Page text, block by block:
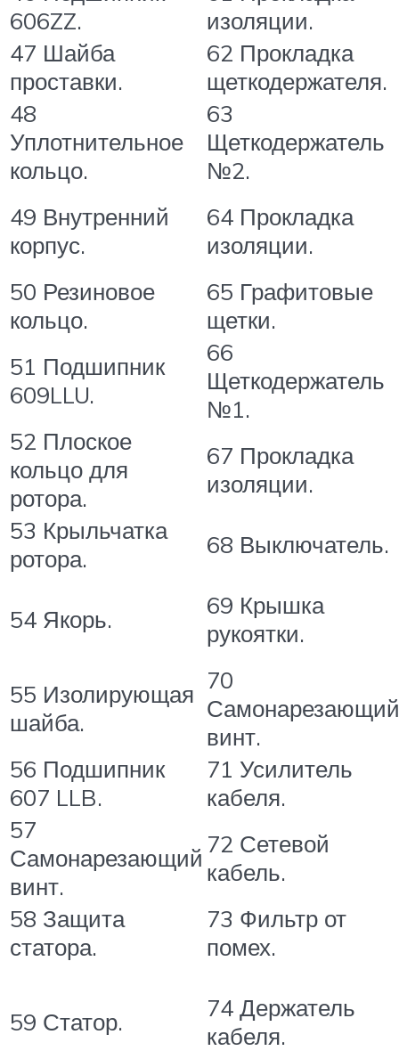
606ZZ.
изоляции.
47 Шайба
проставки.
62 Прокладка
щеткодержателя.
48
Уплотнительное
кольцо.
63
Щеткодержатель
№2.
49 Внутренний
корпус.
64 Прокладка
изоляции.
50 Резиновое
кольцо.
65 Графитовые
щетки.
51 Подшипник
609LLU.
66
Щеткодержатель
№1.
52 Плоское
кольцо для
ротора.
67 Прокладка
изоляции.
53 Крыльчатка
ротора.
68 Выключатель.
54 Якорь.
69 Крышка
рукоятки.
55 Изолирующая
шайба.
70
Самонарезающий
винт.
56 Подшипник
607 LLB.
71 Усилитель
кабеля.
57
Самонарезающий
винт.
72 Сетевой
кабель.
58 Защита
статора.
73 Фильтр от
помех.
59 Статор.
74 Держатель
кабеля.